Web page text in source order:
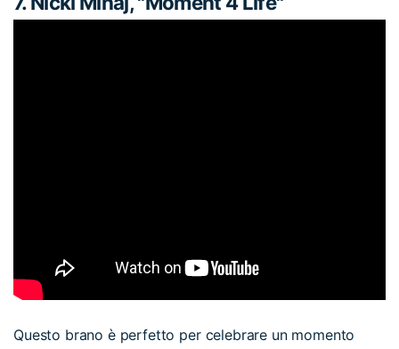
Questo brano è perfetto per celebrare un momento